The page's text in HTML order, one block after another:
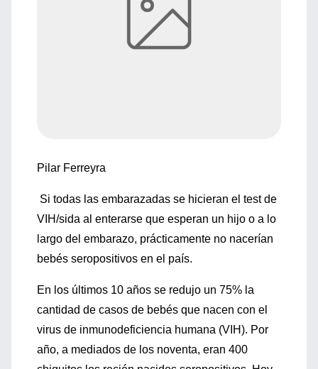
Pilar Ferreyra
Si todas las embarazadas se hicieran el test de
VIH/sida al enterarse que esperan un hijo o a lo
largo del embarazo, prácticamente no nacerían
bebés seropositivos en el país.
En los últimos 10 años se redujo un 75% la
cantidad de casos de bebés que nacen con el
virus de inmunodeficiencia humana (VIH). Por
año, a mediados de los noventa, eran 400